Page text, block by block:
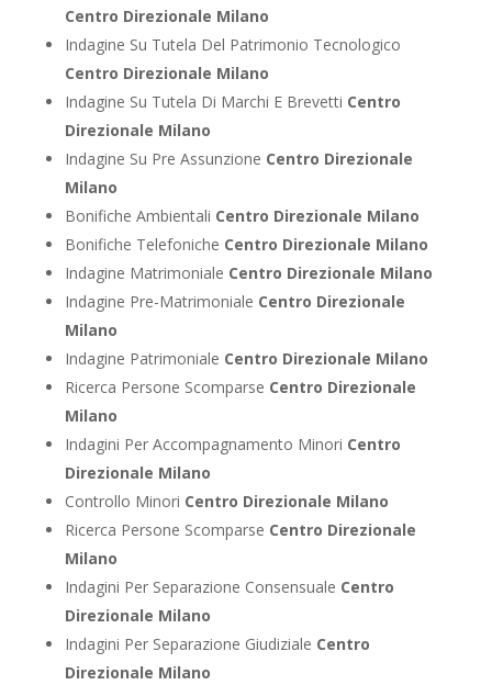
Centro Direzionale Milano
Indagine Su Tutela Del Patrimonio Tecnologico
Centro Direzionale Milano
Indagine Su Tutela Di Marchi E Brevetti Centro
Direzionale Milano
Indagine Su Pre Assunzione Centro Direzionale
Milano
Bonifiche Ambientali Centro Direzionale Milano
Bonifiche Telefoniche Centro Direzionale Milano
Indagine Matrimoniale Centro Direzionale Milano
Indagine Pre-Matrimoniale Centro Direzionale
Milano
Indagine Patrimoniale Centro Direzionale Milano
Ricerca Persone Scomparse Centro Direzionale
Milano
Indagini Per Accompagnamento Minori Centro
Direzionale Milano
Controllo Minori Centro Direzionale Milano
Ricerca Persone Scomparse Centro Direzionale
Milano
Indagini Per Separazione Consensuale Centro
Direzionale Milano
Indagini Per Separazione Giudiziale Centro
Direzionale Milano